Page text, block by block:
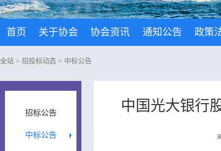
首页 关于协会 协会资讯 通知公告 政策
全站 > 招投标动态 > 中标公告
招标公告
中标公告
中国光大银行